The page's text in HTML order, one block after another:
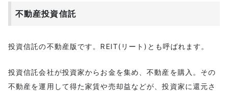
不動産投資信託
投資信託の不動産版です。REIT(リート)とも呼ばれます。
投資信託会社が投資家からお金を集め、不動産を購入。その
不動産を運用して得た家賃や売却益などが、投資家に還元さ